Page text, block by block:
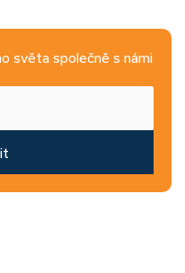
světa společně s námi